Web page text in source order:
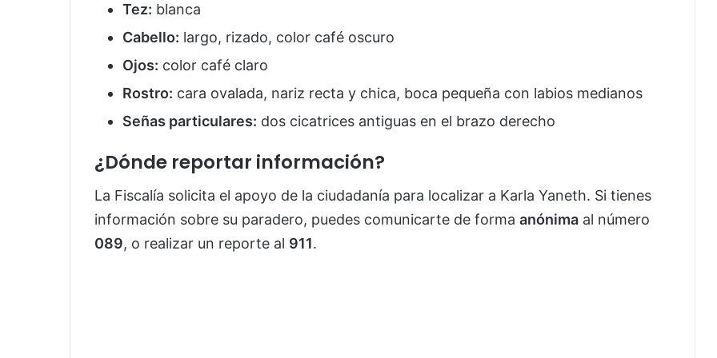
Tez: blanca
Cabello: largo, rizado, color café oscuro
Ojos: color café claro
Rostro: cara ovalada, nariz recta y chica, boca pequeña con labios medianos
Señas particulares: dos cicatrices antiguas en el brazo derecho
¿Dónde reportar información?
La Fiscalía solicita el apoyo de la ciudadanía para localizar a Karla Yaneth. Si tienes
información sobre su paradero, puedes comunicarte de forma anónima al número
089, o realizar un reporte al 911.